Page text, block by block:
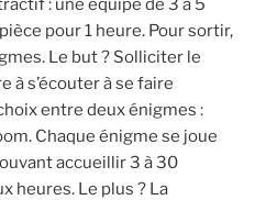
: une équipe de 3 à 5
pour 1 heure. Pour sortir,
Le but ? Solliciter le
à s’écouter à se faire
entre deux énigmes :
Chaque énigme se joue
accueillir 3 à 30
heures. Le plus ? La